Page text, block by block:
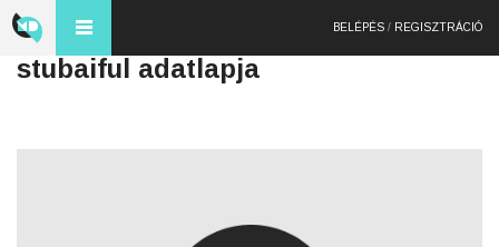
BELÉPÉS / REGISZTRÁCIÓ
stubaiful adatlapja